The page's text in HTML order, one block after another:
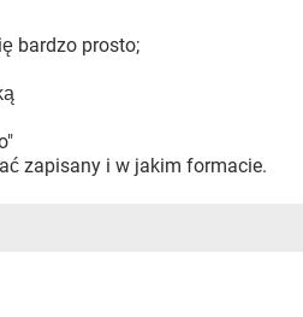
bardzo prosto;
zapisany i w jakim formacie.